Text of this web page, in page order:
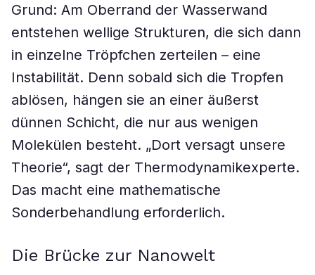
Grund: Am Oberrand der Wasserwand
entstehen wellige Strukturen, die sich dann
in einzelne Tröpfchen zerteilen – eine
Instabilität. Denn sobald sich die Tropfen
ablösen, hängen sie an einer äußerst
dünnen Schicht, die nur aus wenigen
Molekülen besteht. „Dort versagt unsere
Theorie“, sagt der Thermodynamikexperte.
Das macht eine mathematische
Sonderbehandlung erforderlich.
Die Brücke zur Nanowelt